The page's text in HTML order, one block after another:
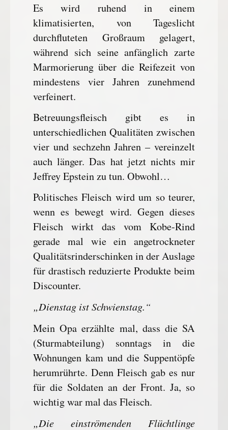
Es wird ruhend in einem
klimatisierten, von Tageslicht
durchfluteten Großraum gelagert,
während sich seine anfänglich zarte
Marmorierung über die Reifezeit von
mindestens vier Jahren zunehmend
verfeinert.
Betreuungsfleisch gibt es in
unterschiedlichen Qualitäten zwischen
vier und sechzehn Jahren – vereinzelt
auch länger. Das hat jetzt nichts mir
Jeffrey Epstein zu tun. Obwohl…
Politisches Fleisch wird um so teurer,
wenn es bewegt wird. Gegen dieses
Fleisch wirkt das vom Kobe-Rind
gerade mal wie ein angetrockneter
Qualitätsrinderschinken in der Auslage
für drastisch reduzierte Produkte beim
Discounter.
„Dienstag ist Schwienstag.“
Mein Opa erzählte mal, dass die SA
(Sturmabteilung) sonntags in die
Wohnungen kam und die Suppentöpfe
herumrührte. Denn Fleisch gab es nur
für die Soldaten an der Front. Ja, so
wichtig war mal das Fleisch.
„Die einströmenden Flüchtlinge